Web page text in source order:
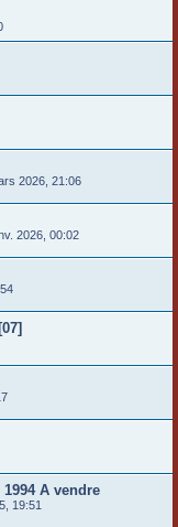
2026, 21:06
2026, 00:02
A vendre
19:51